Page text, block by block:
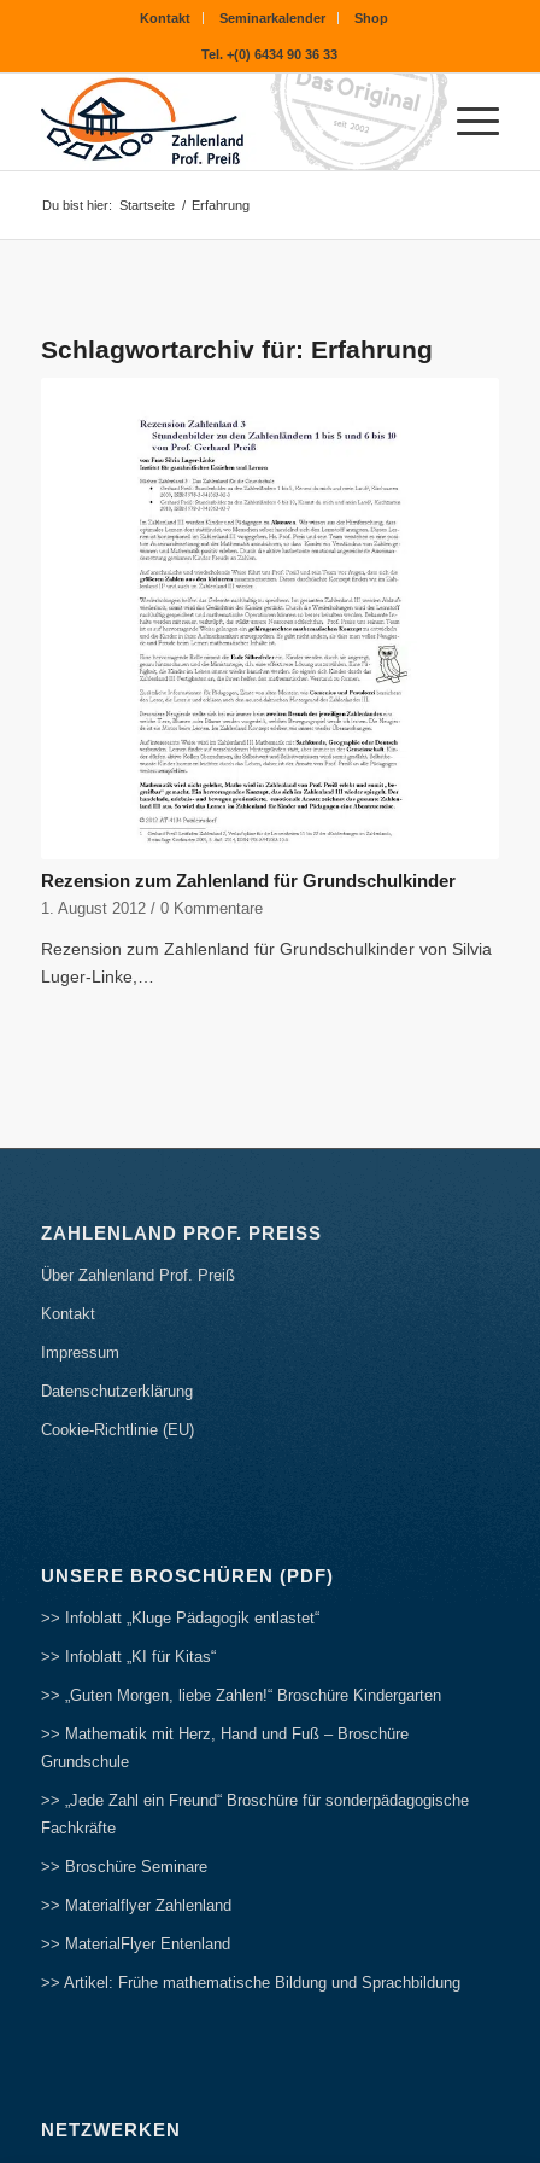
Kontakt Seminarkalender Shop
Tel. +(0) 6434 90 36 33
Du bist hier: Startseite / Erfahrung
Schlagwortarchiv für: Erfahrung
Rezension zum Zahlenland für Grundschulkinder
1. August 2012 / 0 Kommentare
Rezension zum Zahlenland für Grundschulkinder von Silvia
Luger-Linke,…
ZAHLENLAND PROF. PREISS
Über Zahlenland Prof. Preiß
Kontakt
Impressum
Datenschutzerklärung
Cookie-Richtlinie (EU)
UNSERE BROSCHÜREN (PDF)
>> Infoblatt „Kluge Pädagogik entlastet“
>> Infoblatt „KI für Kitas“
>> „Guten Morgen, liebe Zahlen!“ Broschüre Kindergarten
>> Mathematik mit Herz, Hand und Fuß – Broschüre
Grundschule
>> „Jede Zahl ein Freund“ Broschüre für sonderpädagogische
Fachkräfte
>> Broschüre Seminare
>> Materialflyer Zahlenland
>> MaterialFlyer Entenland
>> Artikel: Frühe mathematische Bildung und Sprachbildung
NETZWERKEN